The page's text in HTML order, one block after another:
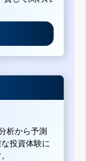
析から予測
投資体験に